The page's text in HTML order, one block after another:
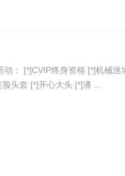
头套 [*]开心大头 [*]潘 ...